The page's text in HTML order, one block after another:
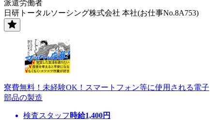
派遣労働者
日研トータルソーシング株式会社 本社(お仕事No.8A753)
寮費無料！未経験OK！スマートフォン等に使用される電子
部品の製造
検査スタッフ 時給1,400円